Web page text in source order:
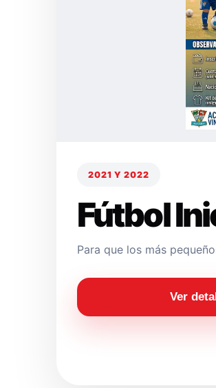
2021 Y 2022
Fútbol
Para que los más
Ver